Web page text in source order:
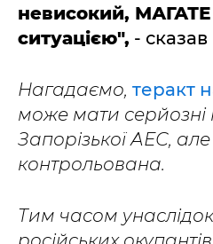
невисокий, МАГАТЕ
ситуацією", -
Нагадаємо, теракт
може мати серйозні
Запорізької АЕС,
контрольована.
Тим часом